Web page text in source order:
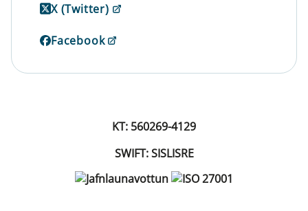
X (Twitter)
Facebook
KT: 560269-4129
SWIFT: SISLISRE